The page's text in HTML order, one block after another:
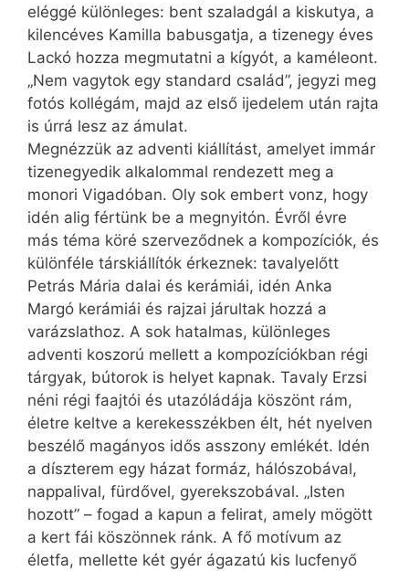
eléggé különleges: bent szaladgál a kiskutya, a
kilencéves Kamilla babusgatja, a tizenegy éves
Lackó hozza megmutatni a kígyót, a kaméleont.
„Nem vagytok egy standard család”, jegyzi meg
fotós kollégám, majd az első ijedelem után rajta
is úrrá lesz az ámulat.
Megnézzük az adventi kiállítást, amelyet immár
tizenegyedik alkalommal rendezett meg a
monori Vigadóban. Oly sok embert vonz, hogy
idén alig fértünk be a megnyitón. Évről évre
más téma köré szerveződnek a kompozíciók, és
különféle társkiállítók érkeznek: tavalyelőtt
Petrás Mária dalai és kerámiái, idén Anka
Margó kerámiái és rajzai járultak hozzá a
varázslathoz. A sok hatalmas, különleges
adventi koszorú mellett a kompozíciókban régi
tárgyak, bútorok is helyet kapnak. Tavaly Erzsi
néni régi faajtói és utazóládája köszönt rám,
életre keltve a kerekesszékben élt, hét nyelven
beszélő magányos idős asszony emlékét. Idén
a díszterem egy házat formáz, hálószobával,
nappalival, fürdővel, gyerekszobával. „Isten
hozott” – fogad a kapun a felirat, amely mögött
a kert fái köszönnek ránk. A fő motívum az
életfa, mellette két gyér ágazatú kis lucfenyő